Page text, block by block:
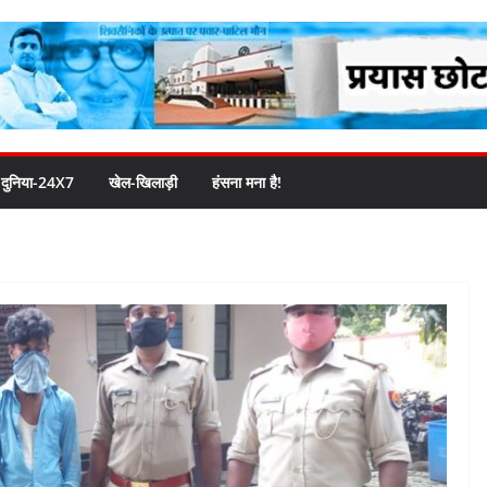
दुनिया-24X7 खेल-खिलाड़ी हंसना मना है!